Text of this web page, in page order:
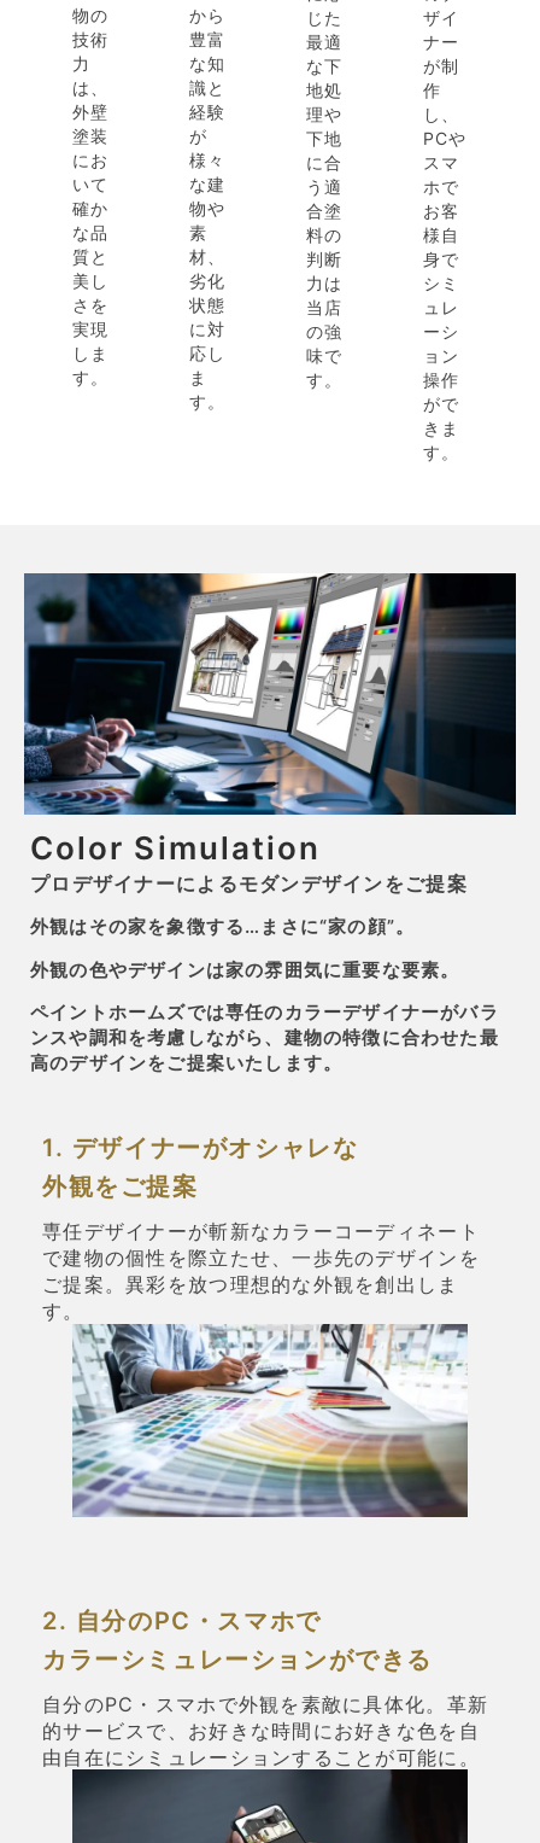
物の
技術
力
は、
外壁
塗装
にお
いて
確か
な品
質と
美し
さを
実現
しま
す。
から
豊富
な知
識と
経験
が
様々
な建
物や
素
材、
劣化
状態
に対
応し
ま
す。
じた
最適
な下
地処
理や
下地
に合
う適
合塗
料の
判断
力は
当店
の強
味で
す。
ザイ
ナー
が制
作
し、
PCや
スマ
ホで
お客
様自
身で
シミ
ュレ
ーシ
ョン
操作
がで
きま
す。
Color Simulation
プロデザイナーによるモダンデザインをご提案
外観はその家を象徴する…まさに“家の顔”。
外観の色やデザインは家の雰囲気に重要な要素。
ペイントホームズでは専任のカラーデザイナーがバラ
ンスや調和を考慮しながら、建物の特徴に合わせた最
高のデザインをご提案いたします。
1. デザイナーがオシャレな
外観をご提案
専任デザイナーが斬新なカラーコーディネート
で建物の個性を際立たせ、一歩先のデザインを
ご提案。異彩を放つ理想的な外観を創出しま
す。
2. 自分のPC・スマホで
カラーシミュレーションができる
自分のPC・スマホで外観を素敵に具体化。革新
的サービスで、お好きな時間にお好きな色を自
由自在にシミュレーションすることが可能に。